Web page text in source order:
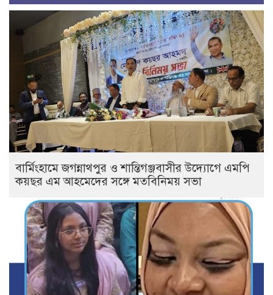
বার্মিংহামে জগন্নাথপুর ও শান্তিগঞ্জবাসীর উদ্যোগে এমপি
কয়ছর এম আহমেদের সঙ্গে মতবিনিময় সভা